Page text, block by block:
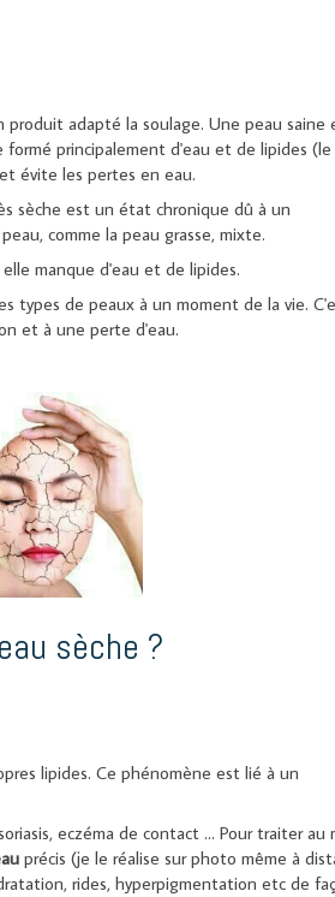
adapté la soulage. Une peau saine
principalement d'eau et de lipides (le
évite les pertes en eau.
sèche est un état chronique dû à un
comme la peau grasse, mixte.
manque d'eau et de lipides.
types de peaux à un moment de la vie.
et à une perte d'eau.
sèche ?
lipides. Ce phénomène est lié à un
eczéma de contact ... Pour traiter au
précis (je le réalise sur photo même à
rides, hyperpigmentation etc de